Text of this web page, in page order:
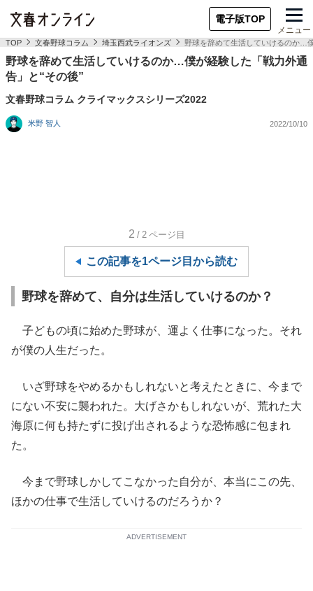
電子版TOP
メニュー
TOP 文春野球コラム 埼玉西武ライオンズ 野球を辞めて生活していけるのか…
野球を辞めて生活していけるのか…僕が経験した「戦力外通
告」と“その後”
文春野球コラム クライマックスシリーズ2022
米野 智人 2022/10/10
2 /2 ページ目
この記事を1ページ目から読む
野球を辞めて、自分は生活していけるのか？
子どもの頃に始めた野球が、運よく仕事になった。それ
が僕の人生だった。
いざ野球をやめるかもしれないと考えたときに、今まで
にない不安に襲われた。大げさかもしれないが、荒れた大
海原に何も持たずに投げ出されるような恐怖感に包まれ
た。
今まで野球しかしてこなかった自分が、本当にこの先、
ほかの仕事で生活していけるのだろうか？
ADVERTISEMENT